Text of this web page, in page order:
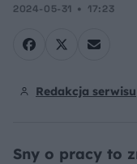
2024-05-31 17:23
Redakcja serwisu
Sny o pracy to